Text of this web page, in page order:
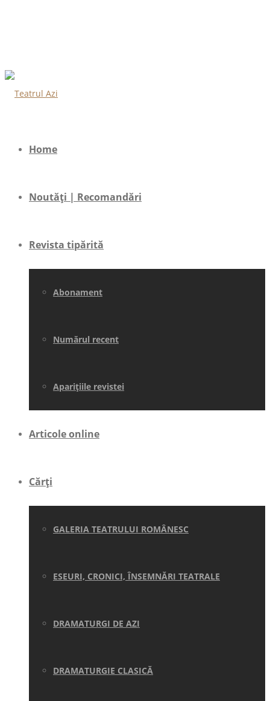
Home
Noutăți | Recomandări
Revista tipărită
Abonament
Numărul recent
Aparițiile revistei
Articole online
Cărți
GALERIA TEATRULUI ROMÂNESC
ESEURI, CRONICI, ÎNSEMNĂRI TEATRALE
DRAMATURGI DE AZI
DRAMATURGIE CLASICĂ